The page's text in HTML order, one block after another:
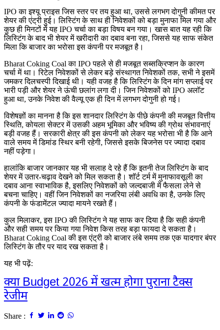
IPOका इश्यू प्राइस जिस स्तर पर तय हुआ था,उससे लगभग दोगुनी कीमत पर
शेयर की एंट्री हुई। लिस्टिंग के साथ ही निवेशकों को बड़ा मुनाफा मिल गया और
कुछ ही मिनटों में यह IPOचर्चा का बड़ा विषय बन गया। खास बात यह रही कि
लिस्टिंग के बाद भी शेयर में खरीदारी का दबाव बना रहा,जिससे यह साफ संकेत
मिला कि बाजार का भरोसा इस कंपनी पर मजबूत है।
Bharat Coking Coalका IPOपहले से ही मजबूत सब्सक्रिप्शन के कारण
चर्चा में था। रिटेल निवेशकों से लेकर बड़े संस्थागत निवेशकों तक,सभी ने इसमें
जमकर दिलचस्पी दिखाई थी। यही वजह है कि लिस्टिंग के दिन मांग सप्लाई पर
भारी पड़ी और शेयर ने ऊंची छलांग लगा दी। जिन निवेशकों को IPO अलॉट
हुआ था,उनके निवेश की वैल्यू एक ही दिन में लगभग दोगुनी हो गई।
विशेषज्ञों का मानना है कि इस शानदार लिस्टिंग के पीछे कंपनी की मजबूत वित्तीय
स्थिति,कोयला सेक्टर में उसकी अहम भूमिका और भविष्य की ग्रोथ संभावनाएं
बड़ी वजह हैं। सरकारी क्षेत्र की इस कंपनी को लेकर यह भरोसा भी है कि आने
वाले समय में डिमांड स्थिर बनी रहेगी,जिससे इसके बिजनेस पर ज्यादा दबाव
नहीं पड़ेगा।
हालांकि बाजार जानकार यह भी सलाह दे रहे हैं कि इतनी तेज लिस्टिंग के बाद
शेयर में उतार-चढ़ाव देखने को मिल सकता है। शॉर्ट टर्म में मुनाफावसूली का
दबाव आना स्वाभाविक है,इसलिए निवेशकों को जल्दबाजी में फैसला लेने से
बचना चाहिए। वहीं जिन निवेशकों का नजरिया लंबी अवधि का है,उनके लिए
कंपनी के फंडामेंटल ज्यादा मायने रखते हैं।
कुल मिलाकर,इस IPOकी लिस्टिंग ने यह साफ कर दिया है कि सही कंपनी
और सही समय पर किया गया निवेश किस तरह बड़ा फायदा दे सकता है।
Bharat Coking Coalकी इस एंट्री को बाजार लंबे समय तक एक यादगार बंपर
लिस्टिंग के तौर पर याद रख सकता है।
यह भी पढ़ें:
क्या Budget 2026 में खत्म होगा पुराना टैक्स
रेजीम
Share :